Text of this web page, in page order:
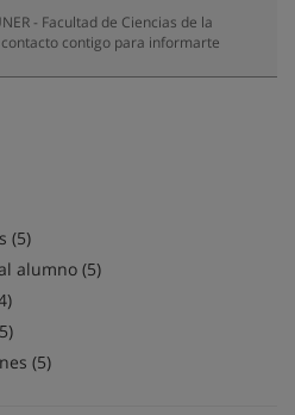
- Facultad de Ciencias de la
contigo para informarte
(5)
alumno (5)
(5)